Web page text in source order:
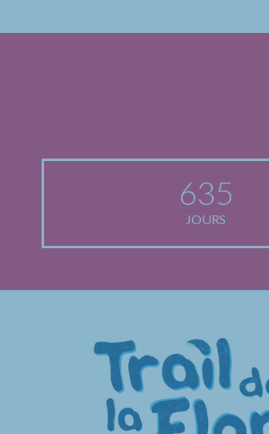
635
JOURS